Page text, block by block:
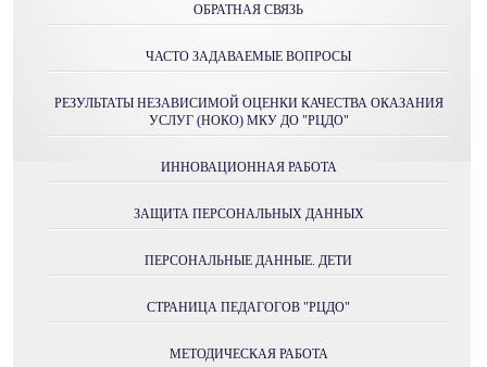
ОБРАТНАЯ СВЯЗЬ
ЧАСТО ЗАДАВАЕМЫЕ ВОПРОСЫ
РЕЗУЛЬТАТЫ НЕЗАВИСИМОЙ ОЦЕНКИ КАЧЕСТВА ОКАЗАНИЯ
УСЛУГ (НОКО) МКУ ДО "РЦДО"
ИННОВАЦИОННАЯ РАБОТА
ЗАЩИТА ПЕРСОНАЛЬНЫХ ДАННЫХ
ПЕРСОНАЛЬНЫЕ ДАННЫЕ. ДЕТИ
СТРАНИЦА ПЕДАГОГОВ "РЦДО"
МЕТОДИЧЕСКАЯ РАБОТА